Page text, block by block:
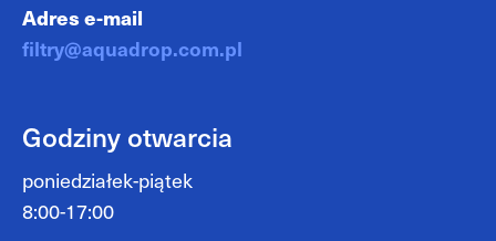
Adres e-mail
filtry@aquadrop.com.pl
Godziny otwarcia
poniedziałek-piątek
8:00-17:00